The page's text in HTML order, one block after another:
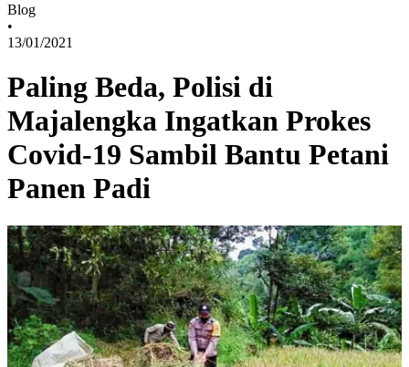
Blog
•
13/01/2021
Paling Beda, Polisi di
Majalengka Ingatkan Prokes
Covid-19 Sambil Bantu Petani
Panen Padi